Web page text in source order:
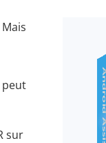
peut
sur